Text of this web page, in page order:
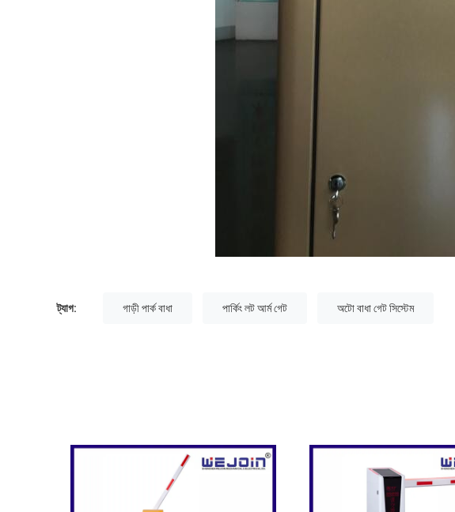
ট্যাগ: গাড়ী পার্ক বাধা পার্কিং লট আর্ম গেট অটো বাধা গেট সিস্টেম